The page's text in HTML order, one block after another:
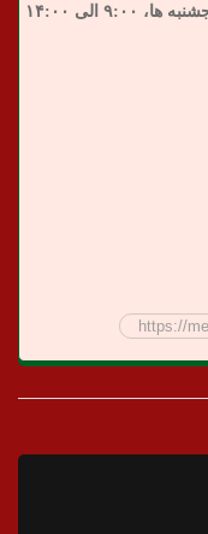
https://